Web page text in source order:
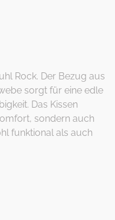
Rock. Der Bezug aus
sorgt für eine edle
Das Kissen
sondern auch
funktional als auch